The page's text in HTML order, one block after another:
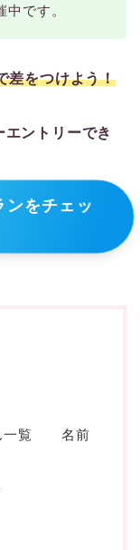
です。
差をつけよう！
ントリーでき
をチェッ
ん一覧 名前